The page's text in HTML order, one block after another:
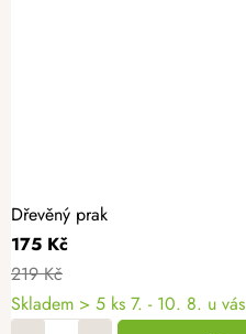
Dřevěný prak
175 Kč
219 Kč
Skladem > 5 ks 7. - 10. 8. u vás